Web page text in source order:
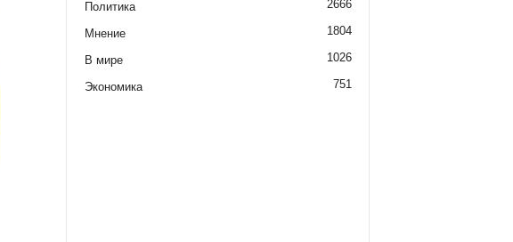
Политика 2666
Мнение 1804
В мире 1026
Экономика 751